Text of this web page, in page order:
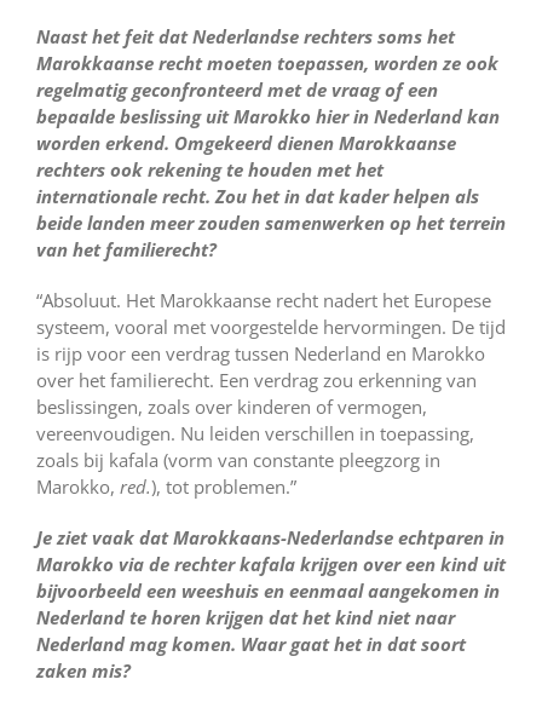
Naast het feit dat Nederlandse rechters soms het
Marokkaanse recht moeten toepassen, worden ze ook
regelmatig geconfronteerd met de vraag of een
bepaalde beslissing uit Marokko hier in Nederland kan
worden erkend. Omgekeerd dienen Marokkaanse
rechters ook rekening te houden met het
internationale recht. Zou het in dat kader helpen als
beide landen meer zouden samenwerken op het terrein
van het familierecht?
“Absoluut. Het Marokkaanse recht nadert het Europese
systeem, vooral met voorgestelde hervormingen. De tijd
is rijp voor een verdrag tussen Nederland en Marokko
over het familierecht. Een verdrag zou erkenning van
beslissingen, zoals over kinderen of vermogen,
vereenvoudigen. Nu leiden verschillen in toepassing,
zoals bij kafala (vorm van constante pleegzorg in
Marokko, red.), tot problemen.”
Je ziet vaak dat Marokkaans-Nederlandse echtparen in
Marokko via de rechter kafala krijgen over een kind uit
bijvoorbeeld een weeshuis en eenmaal aangekomen in
Nederland te horen krijgen dat het kind niet naar
Nederland mag komen. Waar gaat het in dat soort
zaken mis?